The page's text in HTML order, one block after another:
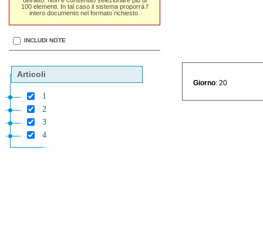
100 elementi. In tal caso il sistema proporrá l'
intero documento nel formato richiesto.
INCLUDI NOTE
Articoli
1
2
3
4
Giorno : 20